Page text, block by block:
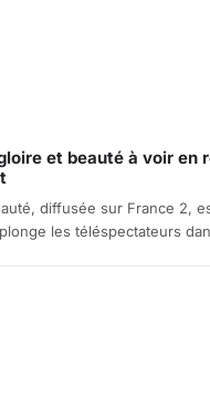
et beauté à voir en
diffusée sur France 2,
les téléspectateurs